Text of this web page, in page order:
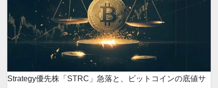
Strategy優先株「STRC」急落と、ビットコインの底値サ